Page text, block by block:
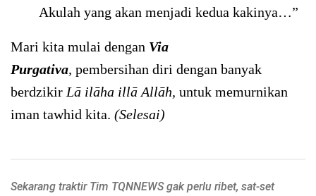
Akulah yang akan menjadi kedua kakinya…”
Mari kita mulai dengan Via
Purgativa, pembersihan diri dengan banyak
berdzikir Lā ilāha illā Allāh, untuk memurnikan
iman tawhid kita. (Selesai)
Sekarang traktir Tim TQNNEWS gak perlu ribet, sat-set